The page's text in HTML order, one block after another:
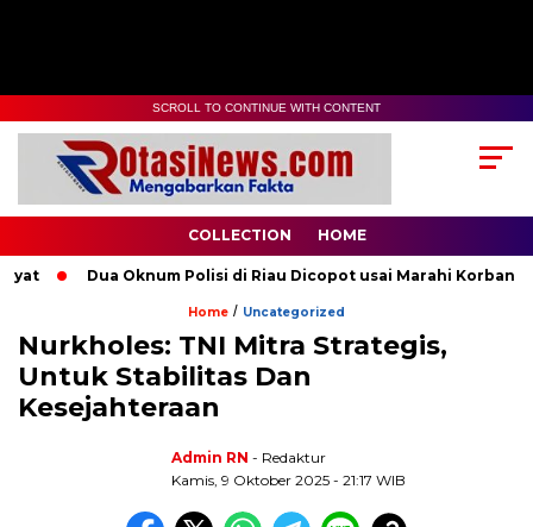
SCROLL TO CONTINUE WITH CONTENT
COLLECTION HOME
Dua Oknum Polisi di Riau Dicopot usai Marahi Korban
Home / Uncategorized
Nurkholes: TNI Mitra Strategis,
Untuk Stabilitas Dan
Kesejahteraan
Admin RN - Redaktur
Kamis, 9 Oktober 2025 - 21:17 WIB